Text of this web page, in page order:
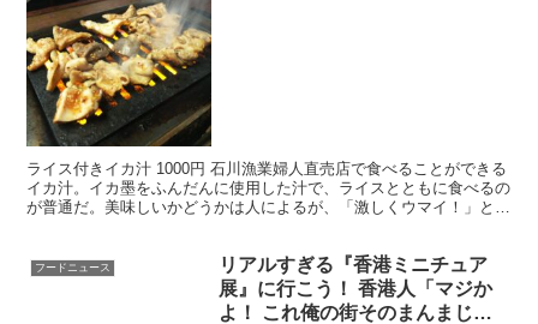
ライス付きイカ汁 1000円 石川漁業婦人直売店で食べることができる
イカ汁。イカ墨をふんだんに使用した汁で、ライスとともに食べるの
が普通だ。美味しいかどうかは人によるが、「激しくウマイ！」とい
フードニュース
リアルすぎる『香港ミニチュア
展』に行こう！ 香港人「マジか
よ！ これ俺の街そのまんまじゃ